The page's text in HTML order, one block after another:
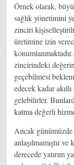
Örnek olarak,
sağlık yönetimini
zinciri
üretimine izin
zincirindeki
geçebilmesi
edecek kadar
gelebilirler.
katma değerli
Ancak günümüzde
anlaşılmamıştır ve
derecede yatırım